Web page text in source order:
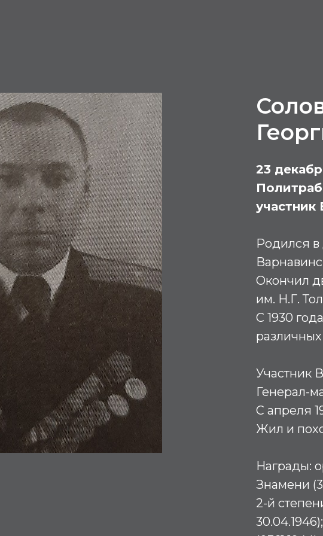
23
участник
Родился в
Окончил
им. Н.Г.
С 1930
Участник
Генерал-
С апреля
Жил и
Награды:
Знамени
2-й